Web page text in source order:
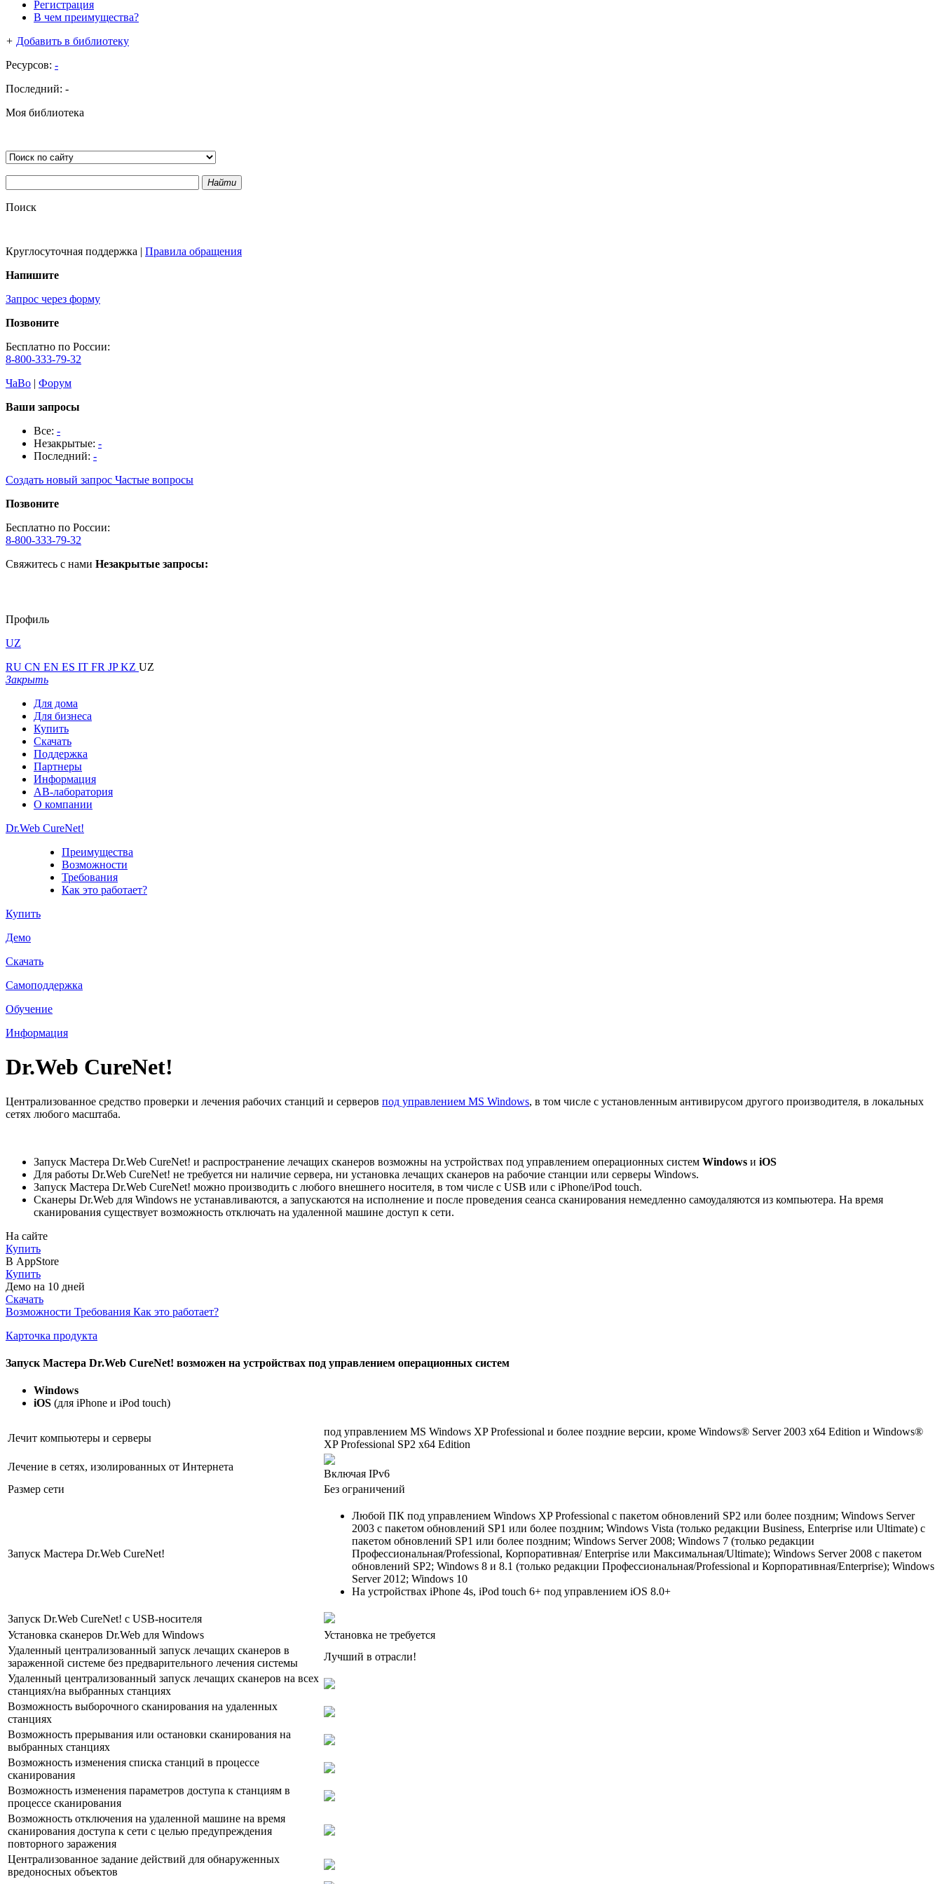
Регистрация
В чем преимущества?
+ Добавить в библиотеку
Ресурсов: -
Последний: -
Моя библиотека
Найти
Поиск
Круглосуточная поддержка | Правила обращения
Напишите
Запрос через форму
Позвоните
Бесплатно по России:
8-800-333-79-32
ЧаВо | Форум
Ваши запросы
Все: -
Незакрытые: -
Последний: -
Создать новый запрос Частые вопросы
Позвоните
Бесплатно по России:
8-800-333-79-32
Свяжитесь с нами Незакрытые запросы:
Профиль
UZ
RU CN EN ES IT FR JPKZ UZ
Закрыть
Для дома
Для бизнеса
Купить
Скачать
Поддержка
Партнеры
Информация
АВ-лаборатория
О компании
Dr.Web CureNet!
Преимущества
Возможности
Требования
Как это работает?
Купить
Демо
Скачать
Самоподдержка
Обучение
Информация
Dr.Web CureNet!
Централизованное средство проверки и лечения рабочих станций и серверов под управлением MS Windows, в том числе с установленным антивирусом другого производителя, в локальных
сетях любого масштаба.
Запуск Мастера Dr.Web CureNet! и распространение лечащих сканеров возможны на устройствах под управлением операционных систем Windows и iOS
Для работы Dr.Web CureNet! не требуется ни наличие сервера, ни установка лечащих сканеров на рабочие станции или серверы Windows.
Запуск Мастера Dr.Web CureNet! можно производить с любого внешнего носителя, в том числе с USB или с iPhone/iPod touch.
Сканеры Dr.Web для Windows не устанавливаются, а запускаются на исполнение и после проведения сеанса сканирования немедленно самоудаляются из компьютера. На время
сканирования существует возможность отключать на удаленной машине доступ к сети.
На сайте
Купить
В AppStore
Купить
Демо на 10 дней
Скачать
Возможности Требования Как это работает?
Карточка продукта
Запуск Мастера Dr.Web CureNet! возможен на устройствах под управлением операционных систем
Windows
iOS (для iPhone и iPod touch)
Лечит компьютеры и серверы
под управлением MS Windows XP Professional и более поздние версии, кроме Windows® Server 2003 x64 Edition и Windows®
XP Professional SP2 x64 Edition
Лечение в сетях, изолированных от Интернета
Включая IPv6
Размер сети
Без ограничений
Запуск Мастера Dr.Web CureNet!
Любой ПК под управлением Windows XP Professional с пакетом обновлений SP2 или более поздним; Windows Server
2003 с пакетом обновлений SP1 или более поздним; Windows Vista (только редакции Business, Enterprise или Ultimate) с
пакетом обновлений SP1 или более поздним; Windows Server 2008; Windows 7 (только редакции
Профессиональная/Professional, Корпоративная/ Enterprise или Максимальная/Ultimate); Windows Server 2008 с пакетом
обновлений SP2; Windows 8 и 8.1 (только редакции Профессиональная/Professional и Корпоративная/Enterprise); Windows
Server 2012; Windows 10
На устройствах iPhone 4s, iPod touch 6+ под управлением iOS 8.0+
Запуск Dr.Web CureNet! c USB-носителя
Установка сканеров Dr.Web для Windows
Установка не требуется
Удаленный централизованный запуск лечащих сканеров в
зараженной системе без предварительного лечения системы
Лучший в отрасли!
Удаленный централизованный запуск лечащих сканеров на всех
станциях/на выбранных станциях
Возможность выборочного сканирования на удаленных
станциях
Возможность прерывания или остановки сканирования на
выбранных станциях
Возможность изменения списка станций в процессе
сканирования
Возможность изменения параметров доступа к станциям в
процессе сканирования
Возможность отключения на удаленной машине на время
сканирования доступа к сети с целью предупреждения
повторного заражения
Централизованное задание действий для обнаруженных
вредоносных объектов